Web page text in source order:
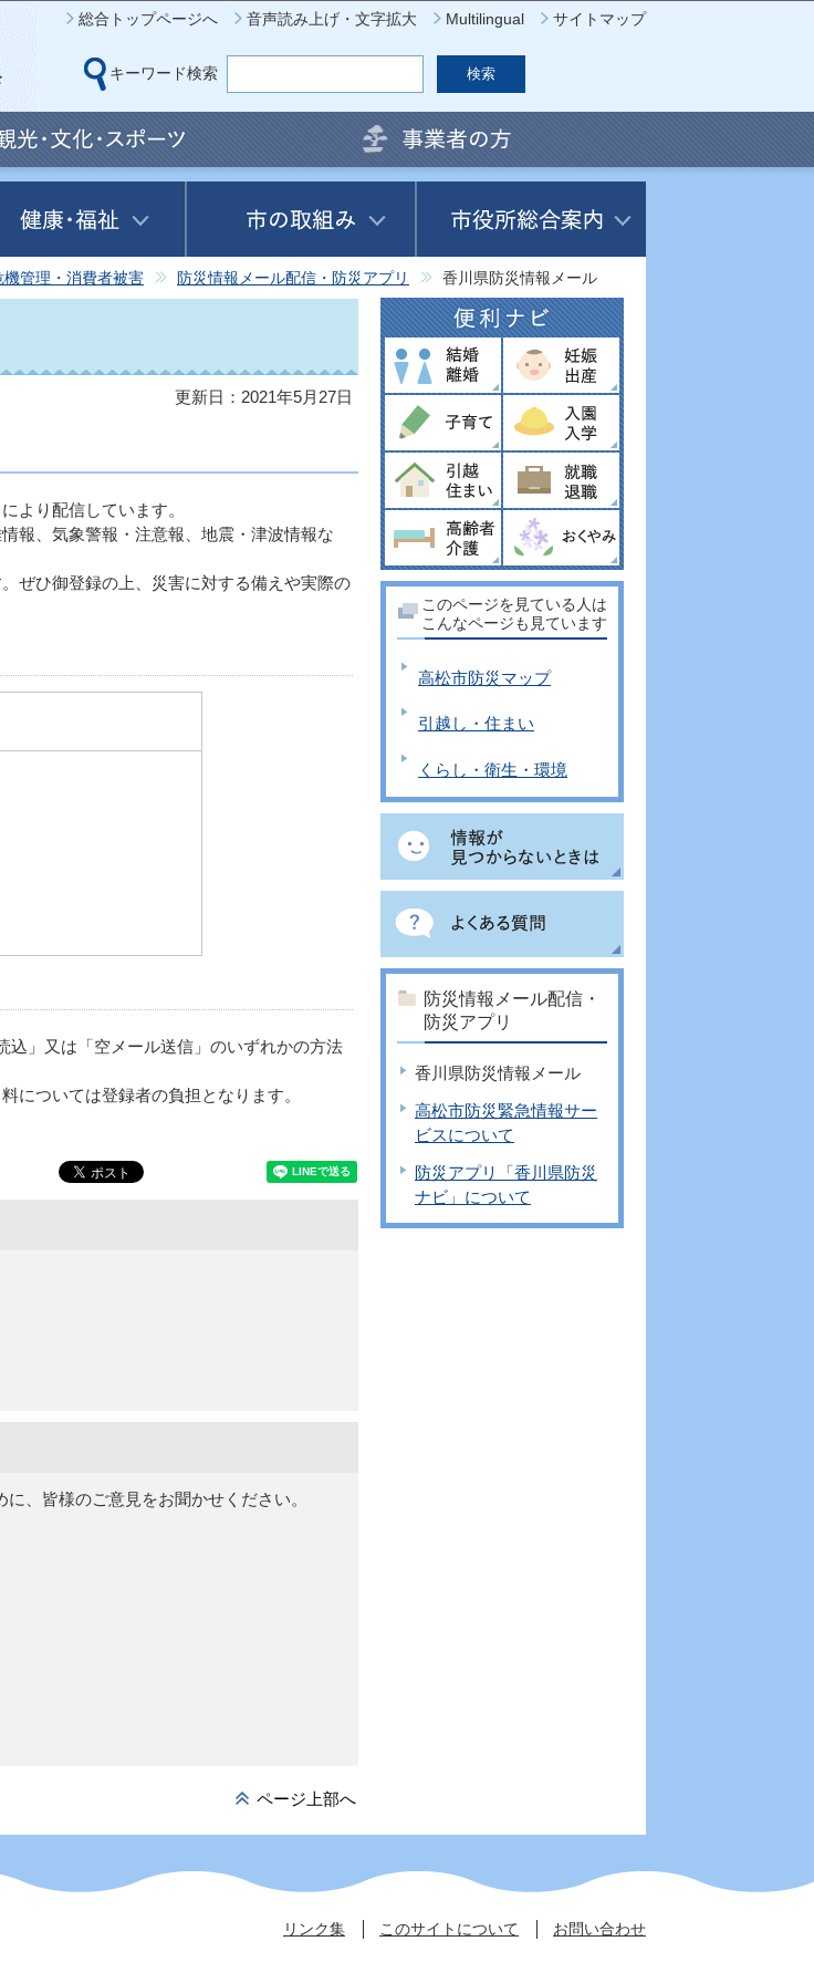
ページの本文へ移動
総合トップページへ 音声読み上げ・文字拡大 Multilingual サイトマップ
キーワード検索
機管理・消費者被害 防災情報メール配信・防災アプリ 香川県防災情報メール
更新日：2021年5月27日
により配信しています。
報、気象警報・注意報、地震・津波情報な
ぜひ御登録の上、災害に対する備えや実際の
」又は「空メール送信」のいずれかの方法
については登録者の負担となります。
、皆様のご意見をお聞かせください。
ページ上部へ
このページを見ている人は
こんなページも見ています
高松市防災マップ
引越し・住まい
くらし・衛生・環境
防災情報メール配信・
防災アプリ
香川県防災情報メール
高松市防災緊急情報サー
ビスについて
防災アプリ「香川県防災
ナビ」について
リンク集 このサイトについて お問い合わせ